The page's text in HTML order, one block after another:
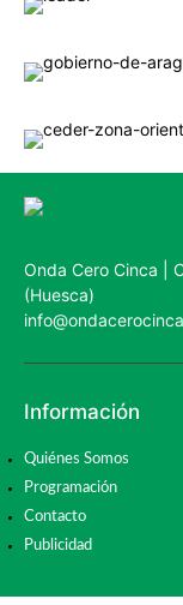
Onda Cero Cinca |
(Huesca)
Información
Quiénes Somos
Programación
Contacto
Publicidad